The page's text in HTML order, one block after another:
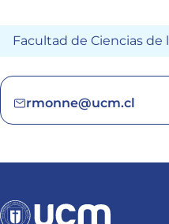
Facultad de Ciencias de
rmonne@ucm.cl